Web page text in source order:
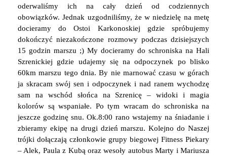
oderwaliśmy ich na cały dzień od codziennych
obowiązków. Jednak uzgodniliśmy, że w niedzielę na metę
docieramy do Ostoi Karkonoskiej gdzie spróbujemy
dokończyć niezakończone rozmowy podczas dzisiejszych
15 godzin marszu ;) My docieramy do schroniska na Hali
Szrenickiej gdzie udajemy się na odpoczynek po blisko
60km marszu tego dnia. By nie marnować czasu w górach
ja skracam swój sen i odpoczynek i nad ranem wychodzę
sam na wschód słońca na Szrenicę – widoki i magia
kolorów są wspaniałe. Po tym wracam do schroniska na
jeszcze godzinę snu. Ok.8:00 rano wstajemy na śniadanie i
zbieramy ekipę na drugi dzień marszu. Kolejno do Naszej
trójki dołączają członkowie grupy biegowej Fitness Piekary
– Alek, Paula z Kubą oraz wesoły autobus Marty i Mariusza